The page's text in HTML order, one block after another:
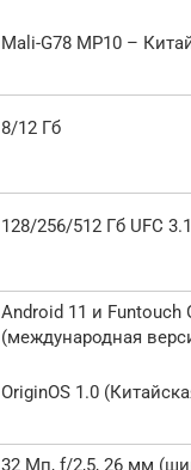
Mali-G78 MP10 –
8/12 Гб
128/256/512 Гб UFC 3.1
Android 11 и Funtouch
(международная
OriginOS 1.0
32 Мп, f/2,5, 26 мм